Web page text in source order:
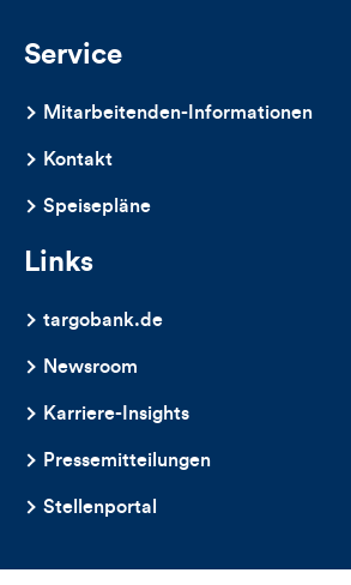
Service
Mitarbeitenden-Informationen
Kontakt
Speisepläne
Links
targobank.de
Newsroom
Karriere-Insights
Pressemitteilungen
Stellenportal